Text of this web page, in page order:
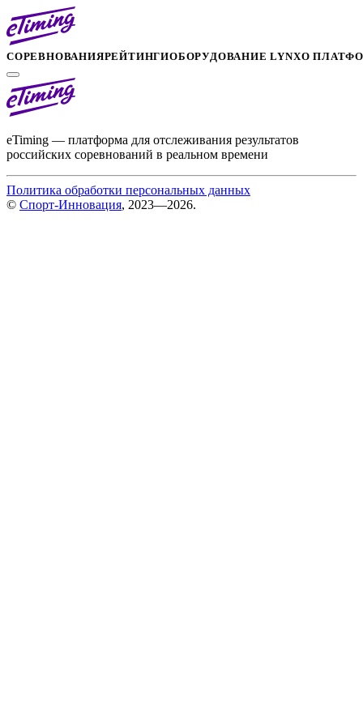
СОРЕВНОВАНИЯРЕЙТИНГИОБОРУДОВАНИЕ LYNXО
eTiming — платформа для отслеживания результатов
российских соревнований в реальном времени
Политика обработки персональных данных
© Спорт-Инновация, 2023—2026.